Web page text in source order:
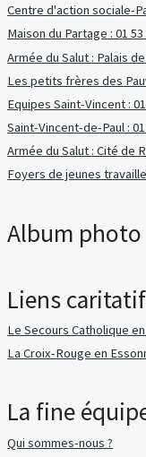
Centre d'action sociale-
Maison du Partage : 01 53
Armée du Salut : Palais
Les petits frères des
Equipes Saint-Vincent :
Saint-Vincent-de-Paul : 01
Armée du Salut : Cité de
Foyers de jeunes
Album photo
Liens
Le Secours Catholique
La Croix-Rouge en
La fine
Qui sommes-nous ?